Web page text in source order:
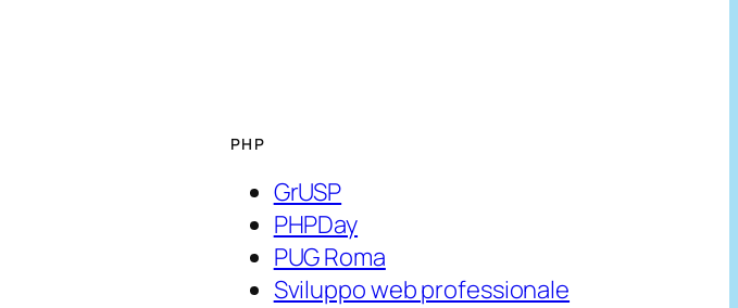
PHP
GrUSP
PHPDay
PUG Roma
Sviluppo web professionale